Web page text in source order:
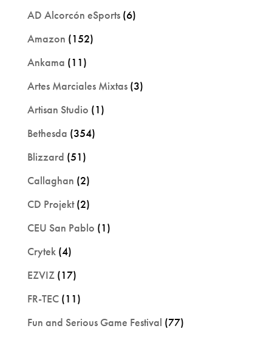
AD Alcorcón eSports(6)
Amazon (152)
Ankama (11)
Artes Marciales Mixtas(3)
Artisan Studio (1)
Bethesda (354)
Blizzard (51)
Callaghan (2)
CD Projekt(2)
CEU San Pablo (1)
Crytek(4)
EZVIZ(17)
FR-TEC(11)
Fun and Serious Game Festival (77)